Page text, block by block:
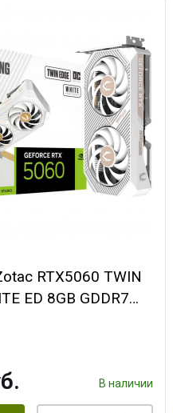
RTX5060 TWIN
ED 8GB GDDR7
2FAN MEDIUM
В наличии